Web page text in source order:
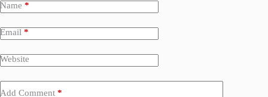
Name *
Email *
Website
Add Comment *